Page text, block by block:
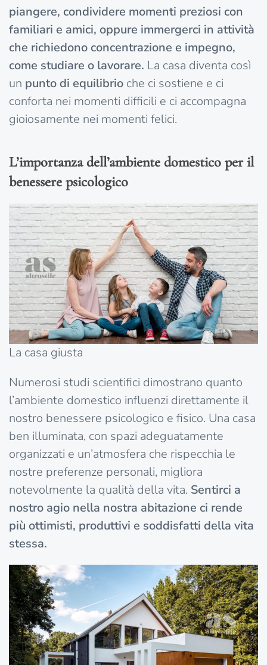
piangere, condividere momenti preziosi con
familiari e amici, oppure immergerci in attività
che richiedono concentrazione e impegno,
come studiare o lavorare. La casa diventa così
un punto di equilibrio che ci sostiene e ci
conforta nei momenti difficili e ci accompagna
gioiosamente nei momenti felici.
L’importanza dell’ambiente domestico per il
benessere psicologico
La casa giusta
Numerosi studi scientifici dimostrano quanto
l’ambiente domestico influenzi direttamente il
nostro benessere psicologico e fisico. Una casa
ben illuminata, con spazi adeguatamente
organizzati e un’atmosfera che rispecchia le
nostre preferenze personali, migliora
notevolmente la qualità della vita. Sentirci a
nostro agio nella nostra abitazione ci rende
più ottimisti, produttivi e soddisfatti della vita
stessa.